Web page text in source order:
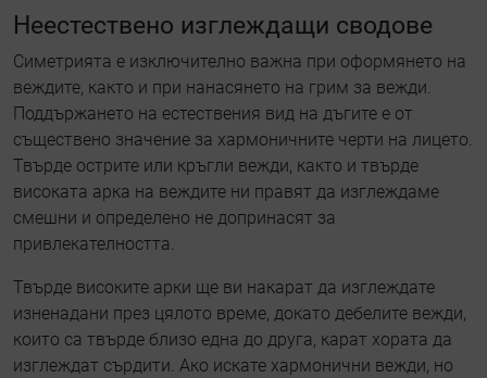
Неестествено изглеждащи сводове
Симетрията е изключително важна при оформянето на
веждите, както и при нанасянето на грим за вежди.
Поддържането на естествения вид на дъгите е от
съществено значение за хармоничните черти на лицето.
Твърде острите или кръгли вежди, както и твърде
високата арка на веждите ни правят да изглеждаме
смешни и определено не допринасят за
привлекателността.
Твърде високите арки ще ви накарат да изглеждате
изненадани през цялото време, докато дебелите вежди,
които са твърде близо една до друга, карат хората да
изглеждат сърдити. Ако искате хармонични вежди, но